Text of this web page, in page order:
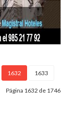
1632 1633
Página 1632 de 1746